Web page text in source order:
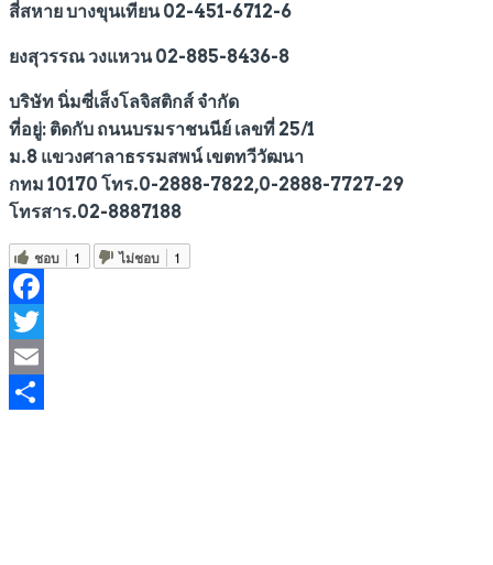
สี่สหาย บางขุนเทียน 02-451-6712-6
ยงสุวรรณ วงแหวน 02-885-8436-8
บริษัท นิ่มซี่เส็งโลจิสติกส์ จำกัด
ที่อยู่: ติดกับ ถนนบรมราชนนีย์ เลขที่ 25/1
ม.8 แขวงศาลาธรรมสพน์ เขตทวีวัฒนา
กทม 10170 โทร.0-2888-7822,0-2888-7727-29
โทรสาร.02-8887188
ชอบ 1 ไม่ชอบ 1
Facebook
Twitter
Email